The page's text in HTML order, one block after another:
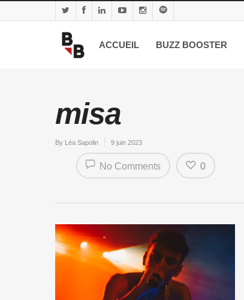
ACCUEIL BUZZ BOOSTER
misa
By Léa Sapolin 9 juin 2023
No Comments 0